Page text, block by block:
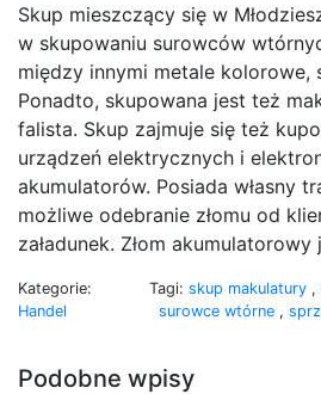
Skup mieszczący się w
w skupowaniu surowców
między innymi metale kolorowe,
Ponadto, skupowana jest też
falista. Skup zajmuje się też
urządzeń elektrycznych i
akumulatorów. Posiada własny
możliwe odebranie złomu od
załadunek. Złom
Kategorie:
Handel
Tagi: skup makulatury ,
surowce wtórne ,
Podobne wpisy